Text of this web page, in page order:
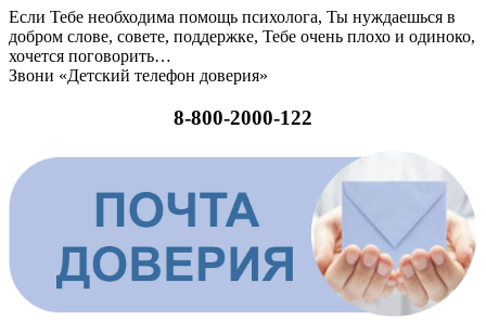
Если Тебе необходима помощь психолога, Ты нуждаешься в
добром слове, совете, поддержке, Тебе очень плохо и одиноко,
хочется поговорить…
Звони «Детский телефон доверия»
8-800-2000-122